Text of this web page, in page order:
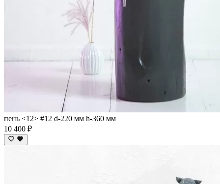
пень <12> #12 d-220 мм h-360 мм
10 400 ₽